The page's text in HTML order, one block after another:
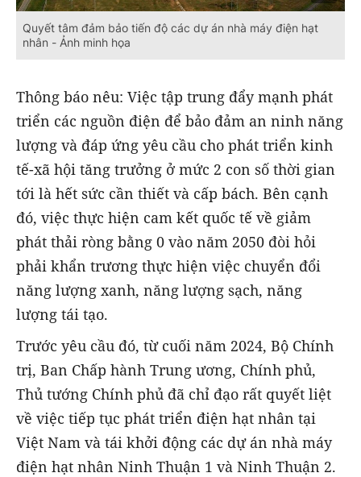
Quyết tâm đảm bảo tiến độ các dự án nhà máy điện hạt
nhân - Ảnh minh họa
Thông báo nêu: Việc tập trung đẩy mạnh phát
triển các nguồn điện để bảo đảm an ninh năng
lượng và đáp ứng yêu cầu cho phát triển kinh
tế-xã hội tăng trưởng ở mức 2 con số thời gian
tới là hết sức cần thiết và cấp bách. Bên cạnh
đó, việc thực hiện cam kết quốc tế về giảm
phát thải ròng bằng 0 vào năm 2050 đòi hỏi
phải khẩn trương thực hiện việc chuyển đổi
năng lượng xanh, năng lượng sạch, năng
lượng tái tạo.
Trước yêu cầu đó, từ cuối năm 2024, Bộ Chính
trị, Ban Chấp hành Trung ương, Chính phủ,
Thủ tướng Chính phủ đã chỉ đạo rất quyết liệt
về việc tiếp tục phát triển điện hạt nhân tại
Việt Nam và tái khởi động các dự án nhà máy
điện hạt nhân Ninh Thuận 1 và Ninh Thuận 2.